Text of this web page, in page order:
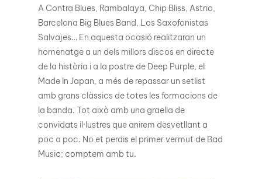
A Contra Blues, Rambalaya, Chip Bliss, Astrio,
Barcelona Big Blues Band, Los Saxofonistas
Salvajes… En aquesta ocasió realitzaran un
homenatge a un dels millors discos en directe
de la història i a la postre de Deep Purple, el
Made In Japan, a més de repassar un setlist
amb grans clàssics de totes les formacions de
la banda. Tot això amb una graella de
convidats il·lustres que anirem desvetllant a
poc a poc. No et perdis el primer vermut de Bad
Music; comptem amb tu.